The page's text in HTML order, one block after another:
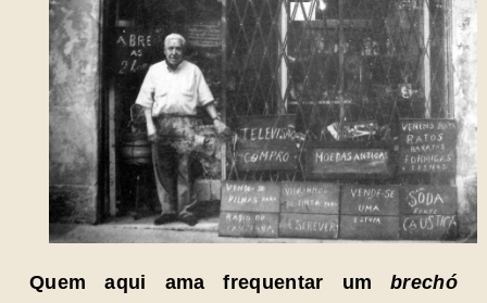
Quem aqui ama frequentar umbrechó